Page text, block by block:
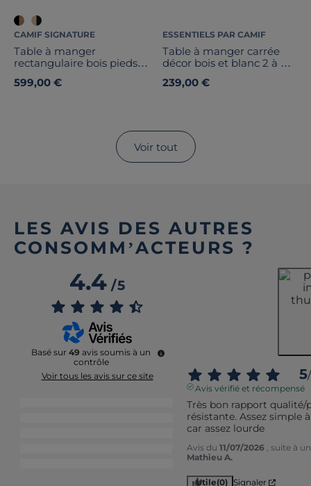
CAMIF SIGNATURE
Table à manger
rectangulaire bois pieds
Drift
599,00 €
ESSENTIELS PAR CAMIF
Table à manger carrée
décor bois et blanc 2 à 4
239,00 €
Voir tout
LES AVIS DES AUTRES
CONSOMM’ACTEURS ?
4.4/5
Basé sur 49 avis soumis à un
contrôle
Voir tous les avis sur ce site
32
2
5/
Avis vérifié et récompensé
Très bon rapport
résistante. Assez simple
car assez lourde
Avis du 11/07/2026 , suite à
Mathieu A.
Utile(0) Signaler